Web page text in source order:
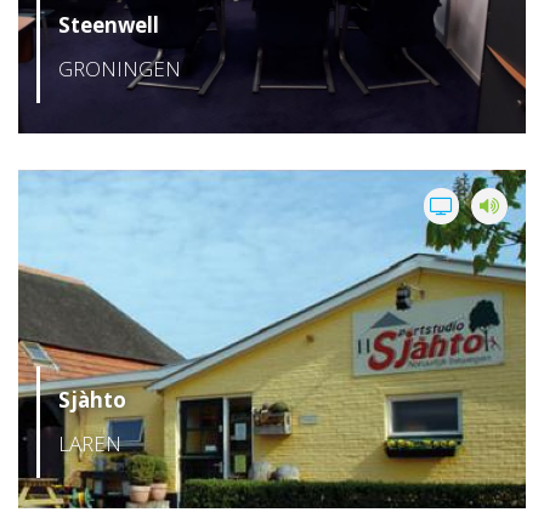
Steenwell
GRONINGEN
Sjàhto
LAREN